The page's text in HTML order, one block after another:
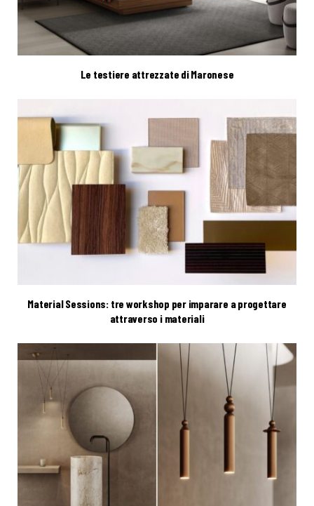
Le testiere attrezzate di Maronese
Material Sessions: tre workshop per imparare a progettare
attraverso i materiali